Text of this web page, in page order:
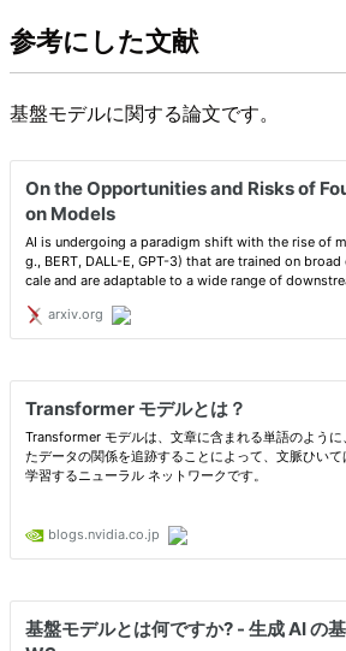
参考にした文献
基盤モデルに関する論文です。